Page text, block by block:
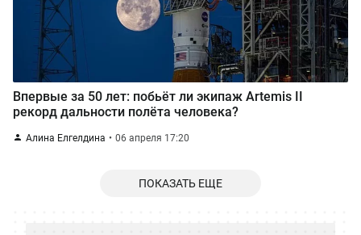
Впервые за 50 лет: побьёт ли экипаж Artemis II
рекорд дальности полёта человека?
Алина Елгелдина 06 апреля 17:20
ПОКАЗАТЬ ЕЩЕ